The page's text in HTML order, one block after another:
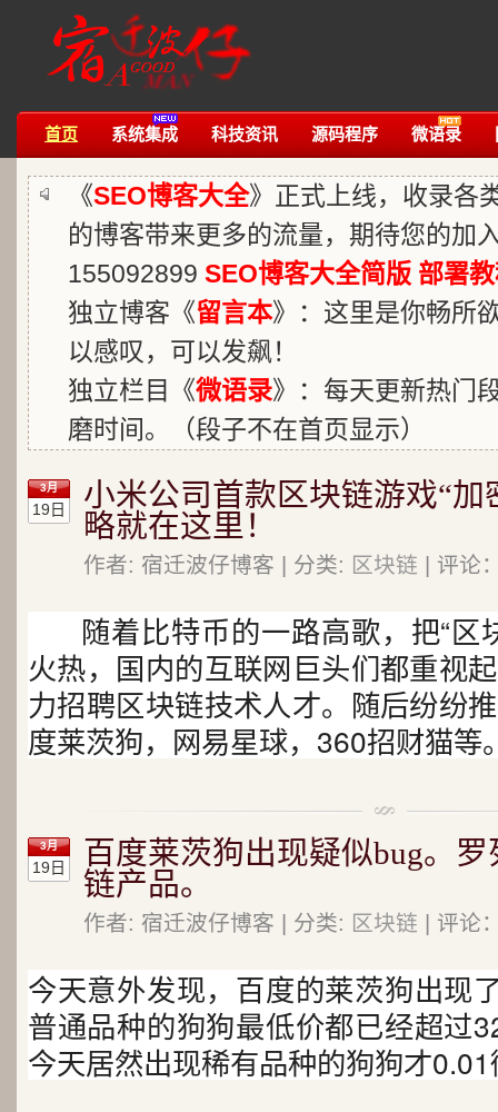
首页 系统集成 科技资讯 源码程序 微语录
《SEO博客大全》正式上线，收录各
的博客带来更多的流量，期待您的加
155092899 SEO博客大全简版 部署
独立博客《留言本》：这里是你畅所
以感叹，可以发飙！
独立栏目《微语录》：每天更新热门
磨时间。（段子不在首页显示）
3月
19日
小米公司首款区块链游戏“加
略就在这里！
作者: 宿迁波仔博客 | 分类: 区块链 | 评论
随着比特币的一路高歌，把“区
火热，国内的互联网巨头们都重视
力招聘区块链技术人才。随后纷纷
度莱茨狗，网易星球，360招财猫等
3月
19日
百度莱茨狗出现疑似bug。
链产品。
作者: 宿迁波仔博客 | 分类: 区块链 | 评论
今天意外发现，百度的莱茨狗出现
普通品种的狗狗最低价都已经超过
今天居然出现稀有品种的狗狗才